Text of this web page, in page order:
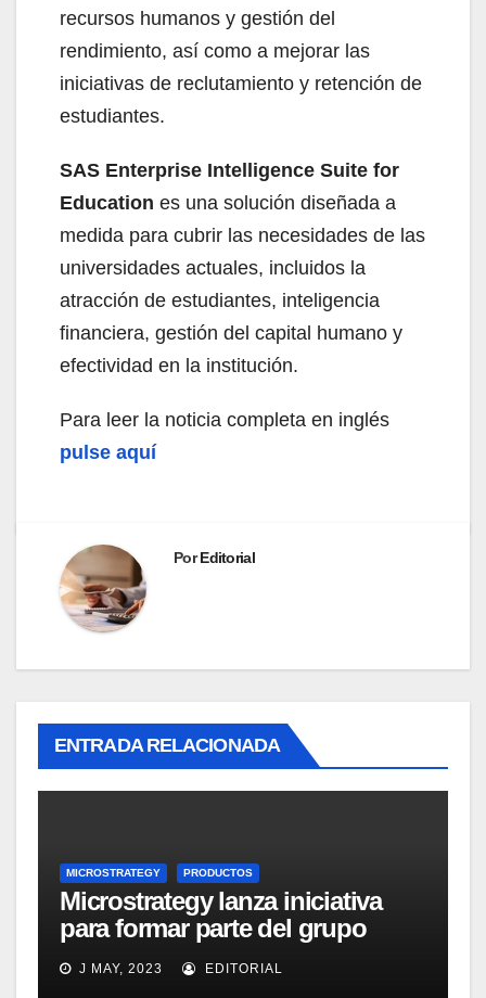
recursos humanos y gestión del
rendimiento, así como a mejorar las
iniciativas de reclutamiento y retención de
estudiantes.
SAS Enterprise Intelligence Suite for
Education es una solución diseñada a
medida para cubrir las necesidades de las
universidades actuales, incluidos la
atracción de estudiantes, inteligencia
financiera, gestión del capital humano y
efectividad en la institución.
Para leer la noticia completa en inglés
pulse aquí
PorEditorial
ENTRADA RELACIONADA
MICROSTRATEGY PRODUCTOS
Microstrategy lanza iniciativa
para formar parte del grupo
MicroStrategy Business
Intelligence Group en LinkedIn
J MAY, 2023 EDITORIAL